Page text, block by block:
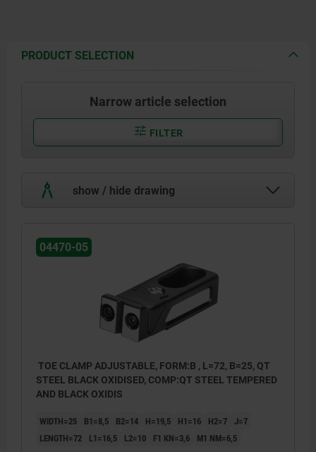
PRODUCT SELECTION
Narrow article selection
FILTER
show / hide drawing
04470-05
TOE CLAMP ADJUSTABLE, FORM:B , L=72, B=25, QT
STEEL BLACK OXIDISED, COMP:QT STEEL TEMPERED
AND BLACK OXIDIS
WIDTH=25 B1=8,5 B2=14 H=19,5 H1=16 H2=7
J=7
LENGTH=72
L1=16,5 L2=10 F1 KN=3,6 M1 NM=6,5